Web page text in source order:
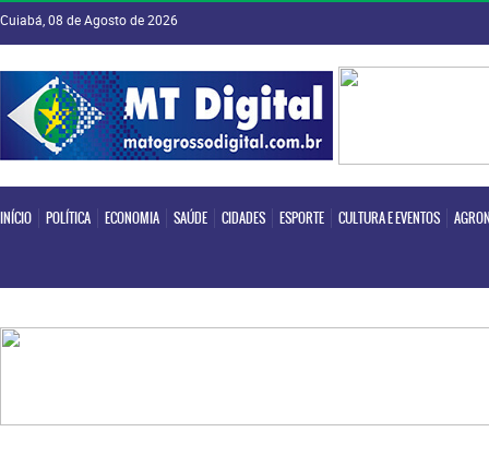
Cuiabá, 08 de Agosto de 2026
INÍCIO POLÍTICA ECONOMIA SAÚDE CIDADES ESPORTE CULTURA E EVENTOS
INÍCIO POLÍTICA ECONOMIA SAÚDE